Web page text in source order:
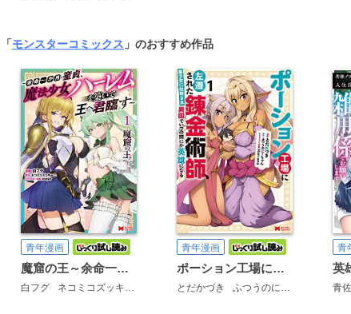
「モンスターコミックス 」のおすすめ作品
青年漫画
魔窟の王～余命一か月の童貞、魔法少女ハーレムを築いて王へ君臨す～(コミック)
白フグ ネコミコズッキーニ
青年漫画
ポーション工場に左遷された錬金術師、美少女に拉致され異国でいつの間にか英雄になる(コミック)
とだかづき ふつうのにーちゃん
青
青